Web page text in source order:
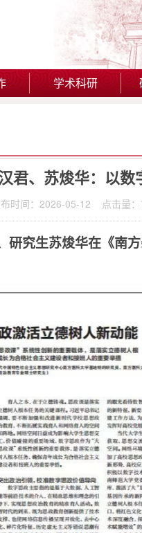
学术科研
君、苏焌华：以
时间：2026-05-12 点击量：
研究生苏焌华在《南方